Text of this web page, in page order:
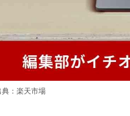
典：楽天市場